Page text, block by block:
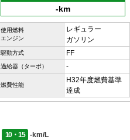
-km
使用燃料
エンジン
レギュラー
ガソリン
駆動方式 FF
過給器（ターボ） -
燃費性能
H32年度燃費基準
達成
10・15
-km/L